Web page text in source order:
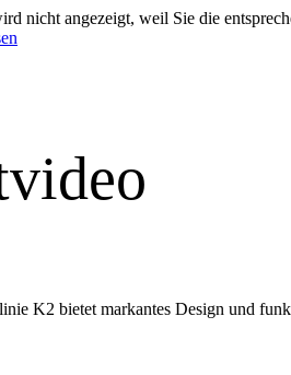
nicht angezeigt, weil Sie die
K2 bietet markantes Design und